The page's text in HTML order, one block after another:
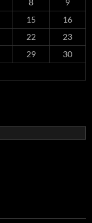
8
9
15
16
22
23
29
30